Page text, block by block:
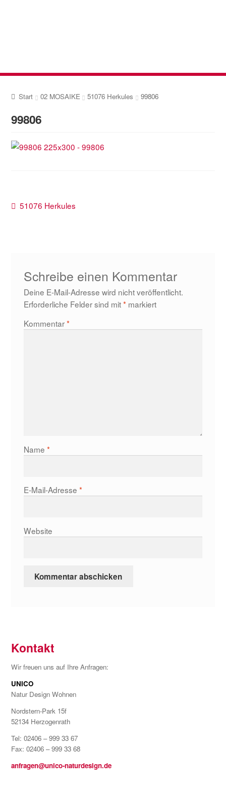
Start 02 MOSAIKE 51076 Herkules 99806
99806
Beitragsnavigation
Vorheriger
51076 Herkules
Schreibe einen Kommentar
Deine E-Mail-Adresse wird nicht veröffentlicht.
Erforderliche Felder sind mit* markiert
Kommentar*
Name *
E-Mail-Adresse *
Website
Kontakt
Wir freuen uns auf Ihre Anfragen:
UNICO
Natur Design Wohnen
Nordstern-Park 15f
52134 Herzogenrath
Tel: 02406 – 999 33 67
Fax: 02406 – 999 33 68
anfragen@unico-naturdesign.de